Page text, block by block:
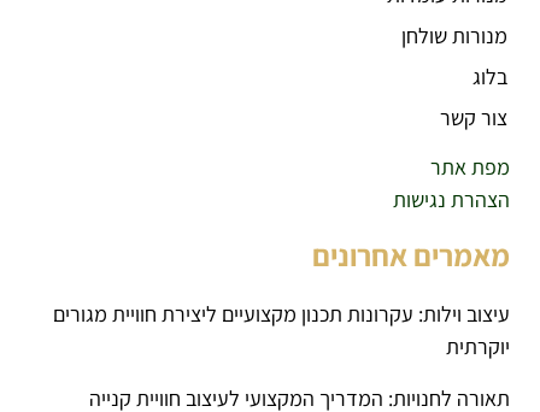
מנורות שולחן
בלוג
צור קשר
מפת אתר
הצהרת נגישות
מאמרים אחרונים
עיצוב וילות: עקרונות תכנון מקצועיים ליצירת חוויית מגורים
יוקרתית
תאורה לחנויות: המדריך המקצועי לעיצוב חוויית קנייה